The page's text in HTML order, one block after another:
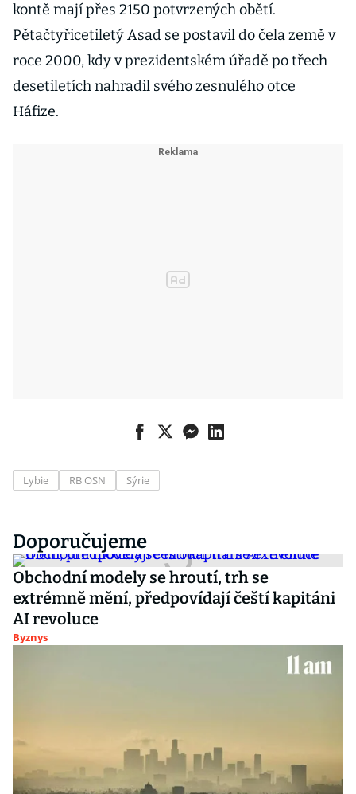
kontě mají přes 2150 potvrzených obětí.
Pětačtyřicetiletý Asad se postavil do čela země v
roce 2000, kdy v prezidentském úřadě po třech
desetiletích nahradil svého zesnulého otce
Háfize.
Lybie RB OSN Sýrie
Doporučujeme
Obchodní modely se hroutí, trh se
extrémně mění, předpovídají čeští kapitáni
AI revoluce
Byznys